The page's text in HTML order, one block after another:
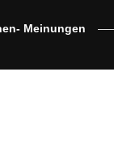
Meinungen